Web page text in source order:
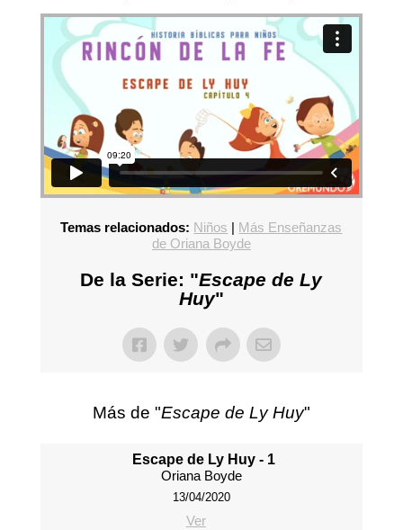
Temas relacionados: Niños | Más Enseñanzas
de Oriana Boyde
De la Serie: "Escape de Ly
Huy"
Más de "Escape de Ly Huy"
Escape de Ly Huy - 1
Oriana Boyde
13/04/2020
Ver